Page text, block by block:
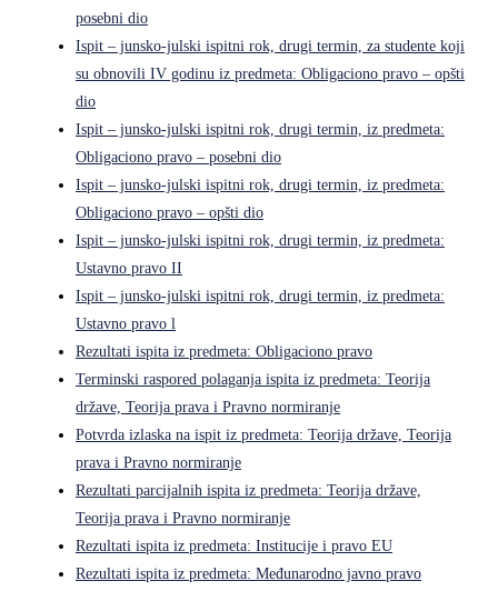
posebni dio
Ispit – junsko-julski ispitni rok, drugi termin, za studente koji
su obnovili IV godinu iz predmeta: Obligaciono pravo – opšti
dio
Ispit – junsko-julski ispitni rok, drugi termin, iz predmeta:
Obligaciono pravo – posebni dio
Ispit – junsko-julski ispitni rok, drugi termin, iz predmeta:
Obligaciono pravo – opšti dio
Ispit – junsko-julski ispitni rok, drugi termin, iz predmeta:
Ustavno pravo II
Ispit – junsko-julski ispitni rok, drugi termin, iz predmeta:
Ustavno pravo l
Rezultati ispita iz predmeta: Obligaciono pravo
Terminski raspored polaganja ispita iz predmeta: Teorija
države, Teorija prava i Pravno normiranje
Potvrda izlaska na ispit iz predmeta: Teorija države, Teorija
prava i Pravno normiranje
Rezultati parcijalnih ispita iz predmeta: Teorija države,
Teorija prava i Pravno normiranje
Rezultati ispita iz predmeta: Institucije i pravo EU
Rezultati ispita iz predmeta: Međunarodno javno pravo